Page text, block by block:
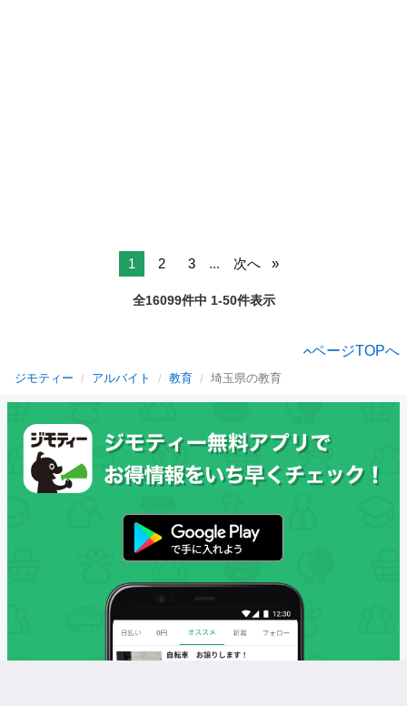
1 2 3 ... 次へ
全16099件中 1-50件表示
ページTOPへ
ジモティー アルバイト 教育 埼玉県の教育